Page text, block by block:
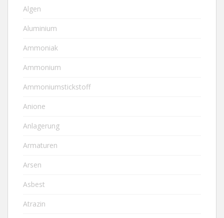
Algen
Aluminium
Ammoniak
Ammonium
Ammoniumstickstoff
Anione
Anlagerung
Armaturen
Arsen
Asbest
Atrazin